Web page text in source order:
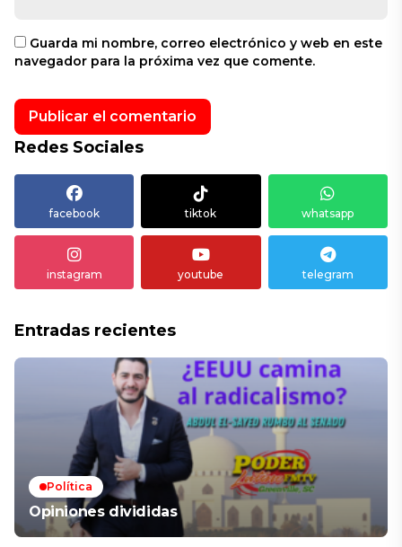
Guarda mi nombre, correo electrónico y web en este
navegador para la próxima vez que comente.
Redes Sociales
facebook tiktok whatsapp
instagram youtube telegram
Entradas recientes
Política
Opiniones divididas